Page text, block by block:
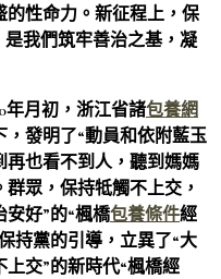
性命力。新征程上，保
我們筑牢善治之基，凝
年月初，浙江省諸包養網
發明了“動員和依附藍玉
再也看不到人，聽到媽媽
眾，保持牴觸不上交，
安好”的“楓橋包養條件經
持黨的引導，立異了“大
交”的新時代“楓橋經